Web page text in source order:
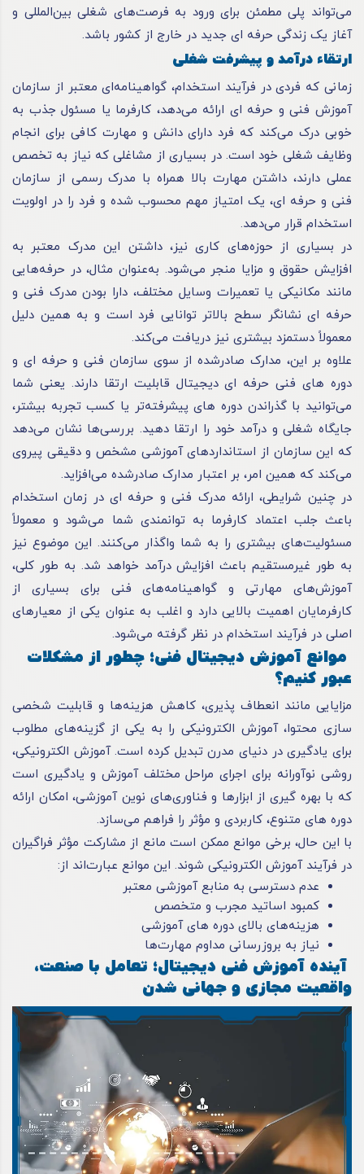
می‌تواند پلی مطمئن برای ورود به فرصت‌های شغلی بین‌المللی و
آغاز یک زندگی حرفه ای جدید در خارج از کشور باشد.
ارتقاء درآمد و پیشرفت شغلی
زمانی که فردی در فرآیند استخدام، گواهینامه‌ای معتبر از سازمان
آموزش فنی و حرفه ای ارائه می‌دهد، کارفرما یا مسئول جذب به
خوبی درک می‌کند که فرد دارای دانش و مهارت کافی برای انجام
وظایف شغلی خود است. در بسیاری از مشاغلی که نیاز به تخصص
عملی دارند، داشتن مهارت بالا همراه با مدرک رسمی از سازمان
فنی و حرفه ای، یک امتیاز مهم محسوب شده و فرد را در اولویت
استخدام قرار می‌دهد.
در بسیاری از حوزه‌های کاری نیز، داشتن این مدرک معتبر به
افزایش حقوق و مزایا منجر می‌شود. به‌عنوان مثال، در حرفه‌هایی
مانند مکانیکی یا تعمیرات وسایل مختلف، دارا بودن مدرک فنی و
حرفه ای نشانگر سطح بالاتر توانایی فرد است و به همین دلیل
معمولاً دستمزد بیشتری نیز دریافت می‌کند.
علاوه بر این، مدارک صادرشده از سوی سازمان فنی و حرفه ای و
دوره های فنی حرفه ای دیجیتال قابلیت ارتقا دارند. یعنی شما
می‌توانید با گذراندن دوره های پیشرفته‌تر یا کسب تجربه بیشتر،
جایگاه شغلی و درآمد خود را ارتقا دهید. بررسی‌ها نشان می‌دهد
که این سازمان از استانداردهای آموزشی مشخص و دقیقی پیروی
می‌کند که همین امر، بر اعتبار مدارک صادرشده می‌افزاید.
در چنین شرایطی، ارائه مدرک فنی و حرفه ای در زمان استخدام
باعث جلب اعتماد کارفرما به توانمندی شما می‌شود و معمولاً
مسئولیت‌های بیشتری را به شما واگذار می‌کنند. این موضوع نیز
به طور غیرمستقیم باعث افزایش درآمد خواهد شد. به طور کلی،
آموزش‌های مهارتی و گواهینامه‌های فنی برای بسیاری از
کارفرمایان اهمیت بالایی دارد و اغلب به عنوان یکی از معیارهای
اصلی در فرآیند استخدام در نظر گرفته می‌شود.
موانع آموزش دیجیتال فنی؛ چطور از مشکلات
عبور کنیم؟
مزایایی مانند انعطاف ‌پذیری، کاهش هزینه‌ها و قابلیت شخصی
سازی محتوا، آموزش الکترونیکی را به یکی از گزینه‌های مطلوب
برای یادگیری در دنیای مدرن تبدیل کرده است. آموزش الکترونیکی،
روشی نوآورانه برای اجرای مراحل مختلف آموزش و یادگیری است
که با بهره گیری از ابزارها و فناوری‌های نوین آموزشی، امکان ارائه‌
دوره های متنوع، کاربردی و مؤثر را فراهم می‌سازد.
با این حال، برخی موانع ممکن است مانع از مشارکت مؤثر فراگیران
در فرآیند آموزش الکترونیکی شوند. این موانع عبارت‌اند از:
عدم دسترسی به منابع آموزشی معتبر
کمبود اساتید مجرب و متخصص
هزینه‌های بالای دوره های آموزشی
نیاز به بروزرسانی مداوم مهارت‌ها
آینده آموزش فنی دیجیتال؛ تعامل با صنعت،
واقعیت مجازی و جهانی شدن